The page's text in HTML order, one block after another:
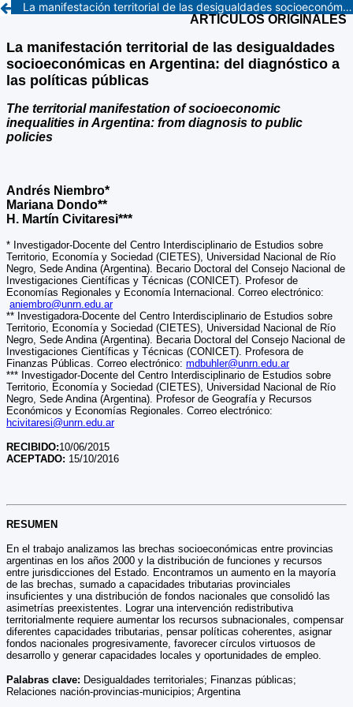
La manifestación territorial de las desigualdades socioeconómicas en Argentina: Del diagnóstico a las políticas públicas